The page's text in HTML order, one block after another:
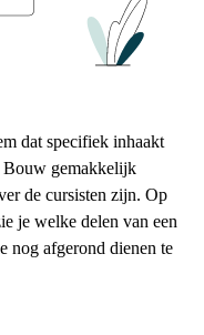
dat specifiek inhaakt
Bouw gemakkelijk
de cursisten zijn. Op
je welke delen van een
nog afgerond dienen te